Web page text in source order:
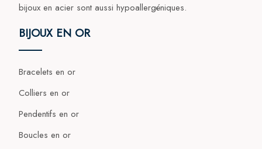
bijoux en acier sont aussi hypoallergéniques.
BIJOUX EN OR
Bracelets en or
Colliers en or
Pendentifs en or
Boucles en or